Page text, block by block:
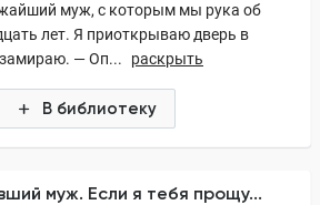
муж, с которым мы рука об
лет. Я приоткрываю дверь в
замираю. — Оп...
раскрыть
В библиотеку
муж. Если я тебя прощу...